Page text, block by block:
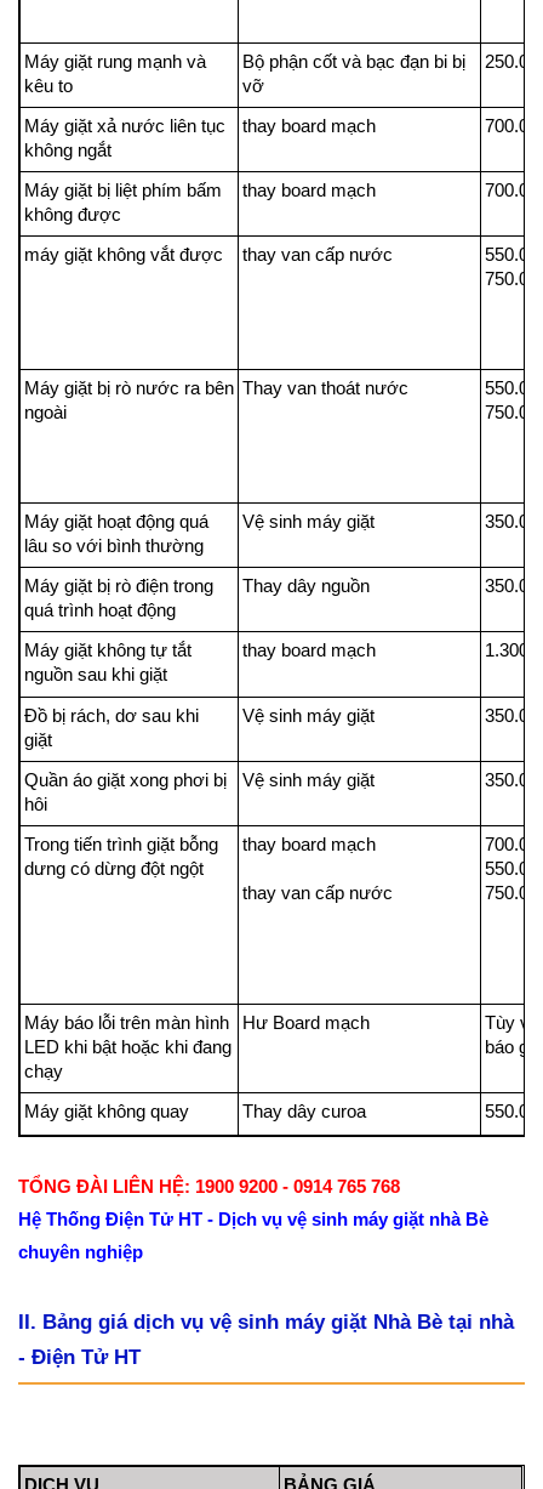
Máy giặt rung mạnh và
kêu to
Bộ phận cốt và bạc đạn bi bị
vỡ
Máy giặt xả nước liên tục
không ngắt
thay board mạch
Máy giặt bị liệt phím bấm
không được
thay board mạch
máy giặt không vắt được thay van cấp nước
Máy giặt bị rò nước ra bên
ngoài
Thay van thoát nước
Máy giặt hoạt động quá
lâu so với bình thường
Vệ sinh máy giặt
Máy giặt bị rò điện trong
quá trình hoạt động
Thay dây nguồn
Máy giặt không tự tắt
nguồn sau khi giặt
thay board mạch
Đồ bị rách, dơ sau khi
giặt
Vệ sinh máy giặt
Quần áo giặt xong phơi bị
hôi
Vệ sinh máy giặt
Trong tiến trình giặt bỗng
dưng có dừng đột ngột
thay board mạch
thay van cấp nước
Máy báo lỗi trên màn hình
LED khi bật hoặc khi đang
chạy
Hư Board mạch
Tùy
báo
Máy giặt không quay Thay dây curoa
TỔNG ĐÀI LIÊN HỆ: 1900 9200 - 0914 765 768
Hệ Thống Điện Tử HT - Dịch vụ vệ sinh máy giặt nhà Bè
chuyên nghiệp
II. Bảng giá dịch vụ vệ sinh máy giặt Nhà Bè tại nhà
- Điện Tử HT